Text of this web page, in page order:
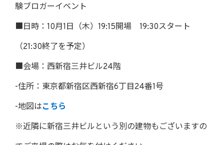
験ブロガーイベント
■日時：10月1日（木）19:15開場 19:30スタート
（21:30終了を予定）
■会場：西新宿三井ビル24階
-住所：東京都新宿区西新宿6丁目24番1号
-地図はこちら
※近隣に新宿三井ビルという別の建物もございますの